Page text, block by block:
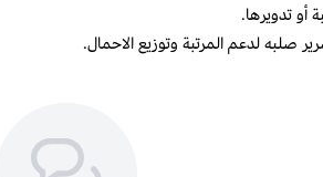
أو تدويرها.
صلبه لدعم المرتبة وتوزيع الاحمال.